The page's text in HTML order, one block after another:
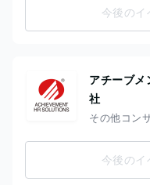
今後の
アチーブメ
社
その他コン
今後の